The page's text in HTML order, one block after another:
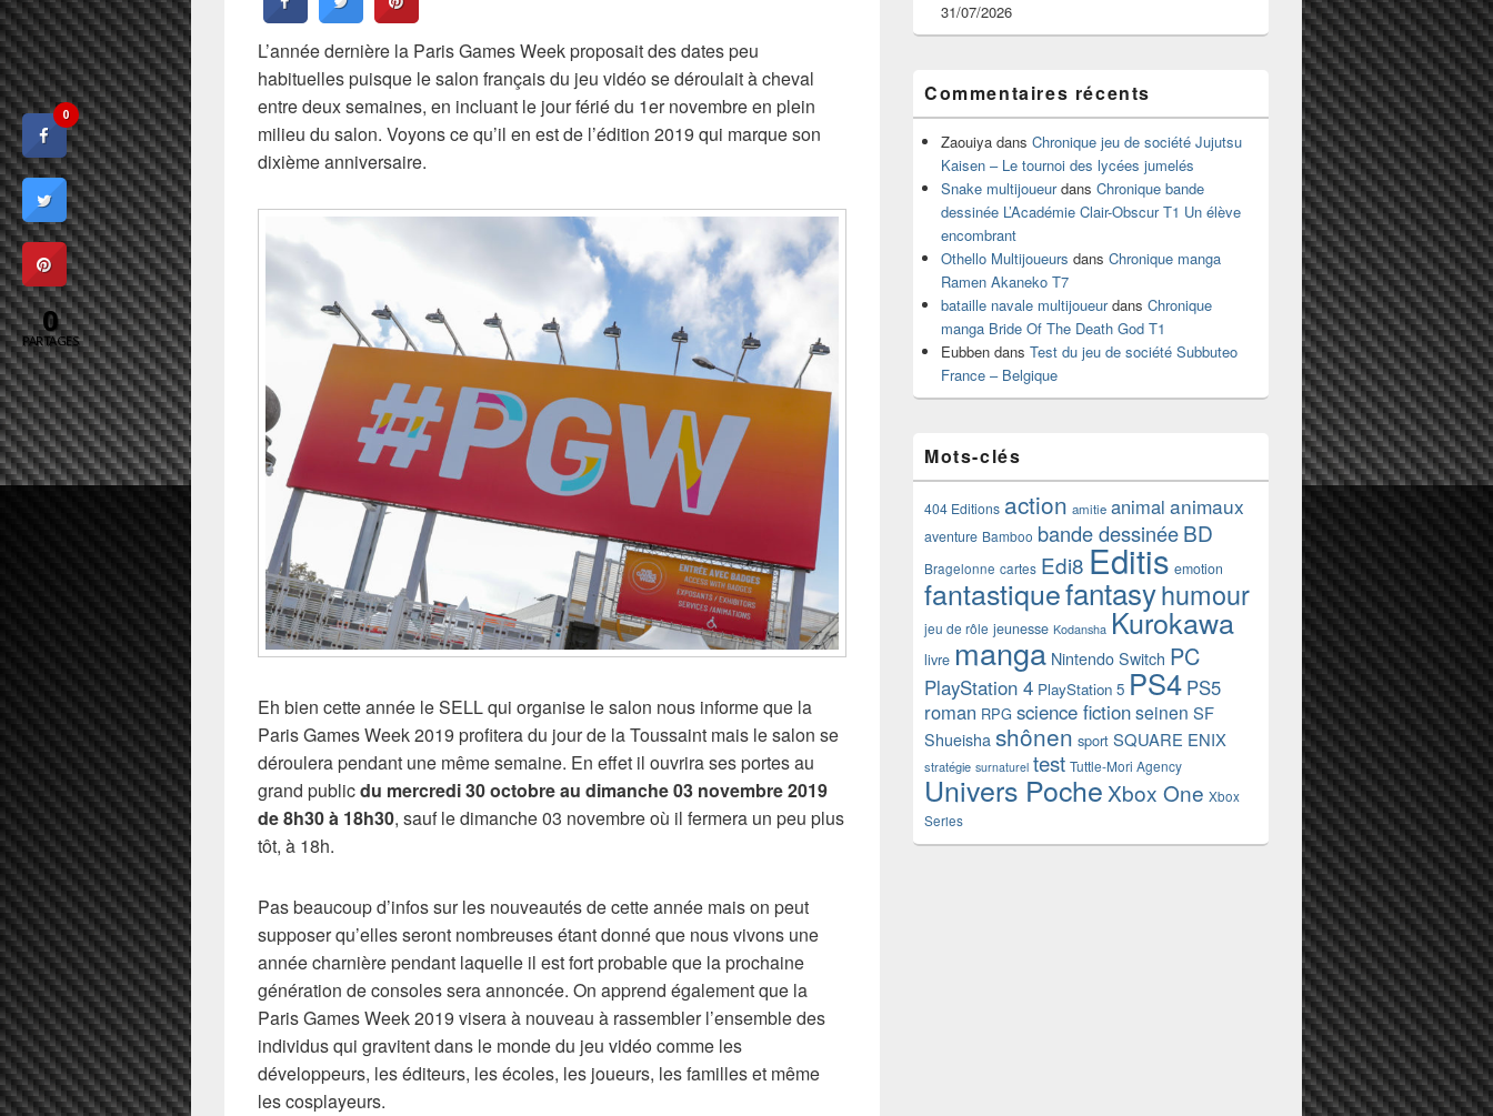
L’année dernière la Paris Games Week proposait des dates peu
habituelles puisque le salon français du jeu vidéo se déroulait à cheval
entre deux semaines, en incluant le jour férié du 1er novembre en plein
milieu du salon. Voyons ce qu’il en est de l’édition 2019 qui marque son
dixième anniversaire.
Eh bien cette année le SELL qui organise le salon nous informe que la
Paris Games Week 2019 profitera du jour de la Toussaint mais le salon se
déroulera pendant une même semaine. En effet il ouvrira ses portes au
grand publicdu mercredi 30 octobre au dimanche 03 novembre 2019
de 8h30 à 18h30, sauf le dimanche 03 novembre où il fermera un peu plus
tôt, à 18h.
Pas beaucoup d’infos sur les nouveautés de cette année mais on peut
supposer qu’elles seront nombreuses étant donné que nous vivons une
année charnière pendant laquelle il est fort probable que la prochaine
génération de consoles sera annoncée. On apprend également que la
Paris Games Week 2019 visera à nouveau à rassembler l’ensemble des
individus qui gravitent dans le monde du jeu vidéo comme les
développeurs, les éditeurs, les écoles, les joueurs, les familles et même
les cosplayeurs.
31/07/2026
Commentaires récents
Zaouiya dans Chronique jeu de société Jujutsu
Kaisen – Le tournoi des lycées jumelés
Snake multijoueurdans Chronique bande
dessinée L’Académie Clair-Obscur T1 Un élève
encombrant
Othello Multijoueurs dans Chronique manga
Ramen Akaneko T7
bataille navale multijoueurdans Chronique
manga Bride Of The Death God T1
Eubben dans Test du jeu de société Subbuteo
France – Belgique
Mots-clés
404 Editions action amitie animal animaux
aventure Bamboo bande dessinéeBD
Bragelonne cartes Edi8 Editis emotion
fantastiquefantasyhumour
jeu de rôle jeunesse Kodansha Kurokawa
livre manga Nintendo Switch PC
PlayStation 4 PlayStation 5 PS4 PS5
roman RPG science fictionseinen SF
Shueisha shônen sport SQUARE ENIX
stratégie surnaturel test Tuttle-Mori Agency
Univers Poche Xbox One Xbox
Series
0
0
PARTAGES